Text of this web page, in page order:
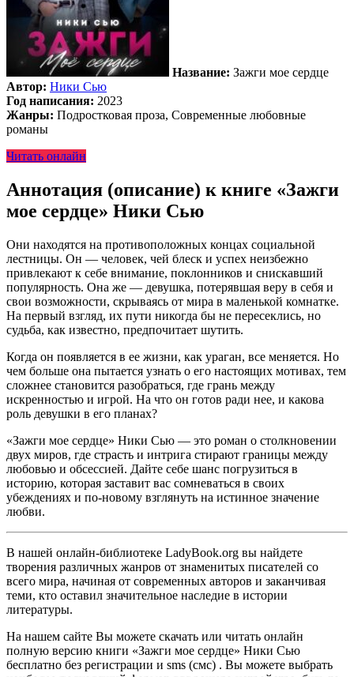
Название: Зажги мое сердце
Автор: Ники Сью
Год написания: 2023
Жанры: Подростковая проза, Современные любовные
романы
Читать онлайн
Аннотация (описание) к книге «Зажги
мое сердце» Ники Сью
Они находятся на противоположных концах социальной
лестницы. Он — человек, чей блеск и успех неизбежно
привлекают к себе внимание, поклонников и снискавший
популярность. Она же — девушка, потерявшая веру в себя и
свои возможности, скрываясь от мира в маленькой комнатке.
На первый взгляд, их пути никогда бы не пересеклись, но
судьба, как известно, предпочитает шутить.
Когда он появляется в ее жизни, как ураган, все меняется. Но
чем больше она пытается узнать о его настоящих мотивах, тем
сложнее становится разобраться, где грань между
искренностью и игрой. На что он готов ради нее, и какова
роль девушки в его планах?
«Зажги мое сердце» Ники Сью — это роман о столкновении
двух миров, где страсть и интрига стирают границы между
любовью и обсессией. Дайте себе шанс погрузиться в
историю, которая заставит вас сомневаться в своих
убеждениях и по-новому взглянуть на истинное значение
любви.
В нашей онлайн-библиотеке LadyBook.org вы найдете
творения различных жанров от знаменитых писателей со
всего мира, начиная от современных авторов и заканчивая
теми, кто оставил значительное наследие в истории
литературы.
На нашем сайте Вы можете скачать или читать онлайн
полную версию книги «Зажги мое сердце» Ники Сью
бесплатно без регистрации и sms (смс) . Вы можете выбрать